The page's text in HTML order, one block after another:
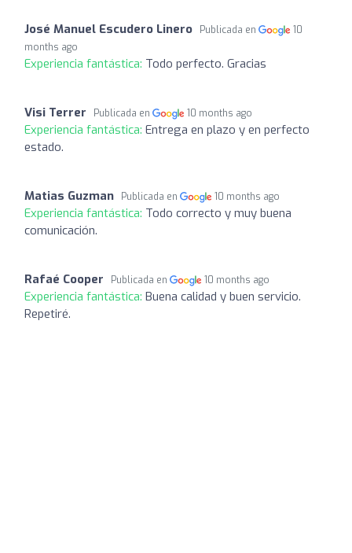
José Manuel Escudero Linero Publicada en
10
months ago
Experiencia fantástica: Todo perfecto. Gracias
Visi Terrer Publicada en 10 months ago
Experiencia fantástica: Entrega en plazo y en perfecto
estado.
Matias Guzman Publicada en 10 months ago
Experiencia fantástica: Todo correcto y muy buena
comunicación.
Rafaé Cooper Publicada en 10 months ago
Experiencia fantástica: Buena calidad y buen servicio.
Repetiré.